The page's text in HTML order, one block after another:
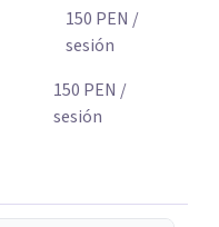
150 PEN /
sesión
150 PEN /
sesión